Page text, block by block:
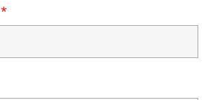
پست الکترونیک*